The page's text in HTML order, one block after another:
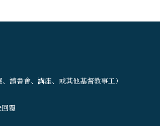
讀書會、講座、或其他基督教事工）
覆